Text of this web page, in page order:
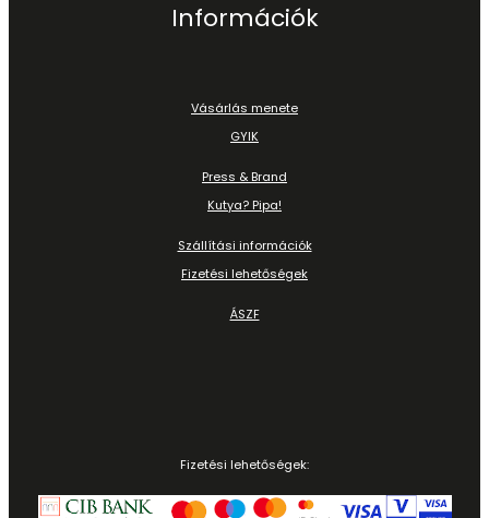
Információk
Vásárlás menete
GYIK
Press & Brand
Kutya? Pipa!
Szállítási információk
Fizetési lehetőségek
ÁSZF
Fizetési lehetőségek: